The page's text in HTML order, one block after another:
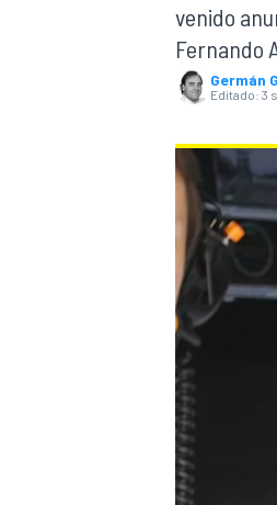
MOTOGP
venido
Fernando
Germán
Editado: 3